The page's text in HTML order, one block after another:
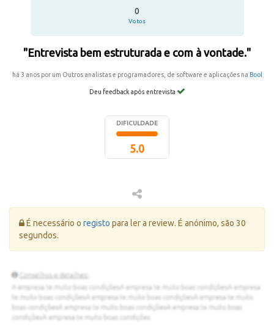
0
Votos
"Entrevista bem estruturada e com à vontade."
há 3 anos por um Outros analistas e programadores, de software e aplicações na Bool
Deu feedback após entrevista
DIFICULDADE
5.0
Erro:
É necessário o registo para ler a review. É anónimo, são 30
segundos.